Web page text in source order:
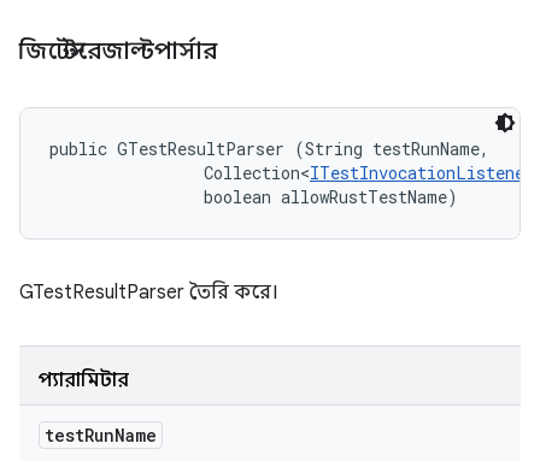
জিটেস্টরেজাল্টপার্সার
public GTestResultParser (String testRunName,
                Collection<
ITestInvocationListener
                boolean allowRustTestName)
GTestResultParser তৈরি করে।
প্যারামিটার
testRunName